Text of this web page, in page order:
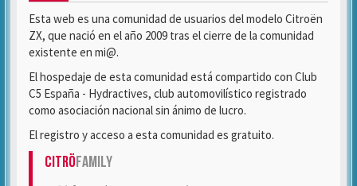
Esta web es una comunidad de usuarios del modelo Citroën
ZX, que nació en el año 2009 tras el cierre de la comunidad
existente en mi@.
El hospedaje de esta comunidad está compartido con Club
C5 España - Hydractives, club automovilístico registrado
como asociación nacional sin ánimo de lucro.
El registro y acceso a esta comunidad es gratuito.
CitröFamily